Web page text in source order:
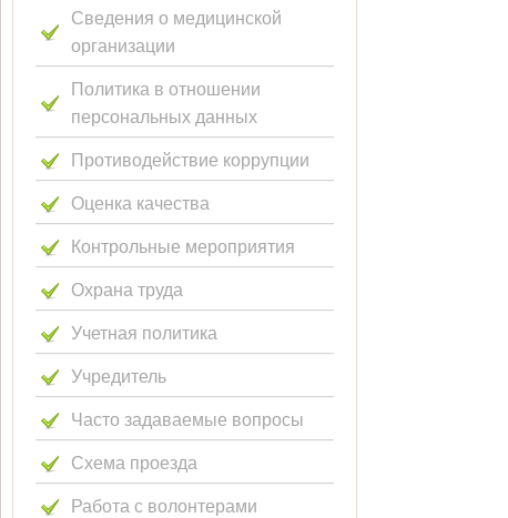
Сведения о медицинской
организации
Политика в отношении
персональных данных
Противодействие коррупции
Оценка качества
Контрольные мероприятия
Охрана труда
Учетная политика
Учредитель
Часто задаваемые вопросы
Схема проезда
Работа с волонтерами